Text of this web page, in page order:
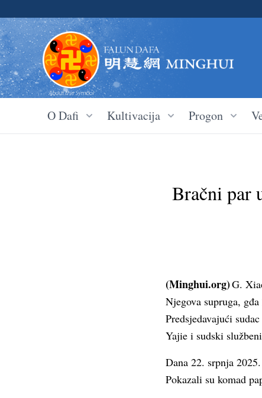
O Dafi Kultivacija Progon
Bračni par
(Minghui.org)G.
Njegova supruga,
Predsjedavajući
Yajie i sudski
Dana 22. srpnja
Pokazali su komad